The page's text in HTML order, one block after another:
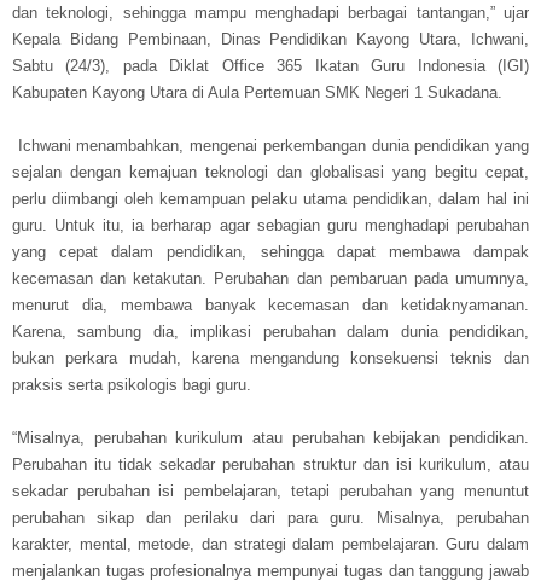
dan teknologi, sehingga mampu menghadapi berbagai tantangan,” ujar
Kepala Bidang Pembinaan, Dinas Pendidikan Kayong Utara, Ichwani,
Sabtu (24/3), pada Diklat Office 365 Ikatan Guru Indonesia (IGI)
Kabupaten Kayong Utara di Aula Pertemuan SMK Negeri 1 Sukadana.
Ichwani menambahkan, mengenai perkembangan dunia pendidikan yang
sejalan dengan kemajuan teknologi dan globalisasi yang begitu cepat,
perlu diimbangi oleh kemampuan pelaku utama pendidikan, dalam hal ini
guru. Untuk itu, ia berharap agar sebagian guru menghadapi perubahan
yang cepat dalam pendidikan, sehingga dapat membawa dampak
kecemasan dan ketakutan. Perubahan dan pembaruan pada umumnya,
menurut dia, membawa banyak kecemasan dan ketidaknyamanan.
Karena, sambung dia, implikasi perubahan dalam dunia pendidikan,
bukan perkara mudah, karena mengandung konsekuensi teknis dan
praksis serta psikologis bagi guru.
“Misalnya, perubahan kurikulum atau perubahan kebijakan pendidikan.
Perubahan itu tidak sekadar perubahan struktur dan isi kurikulum, atau
sekadar perubahan isi pembelajaran, tetapi perubahan yang menuntut
perubahan sikap dan perilaku dari para guru. Misalnya, perubahan
karakter, mental, metode, dan strategi dalam pembelajaran. Guru dalam
menjalankan tugas profesionalnya mempunyai tugas dan tanggung jawab